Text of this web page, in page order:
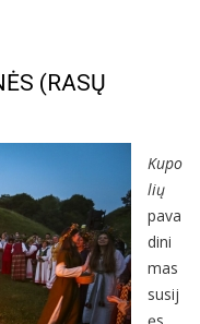
(RASŲ
Kupo
lių
pava
dini
mas
susij